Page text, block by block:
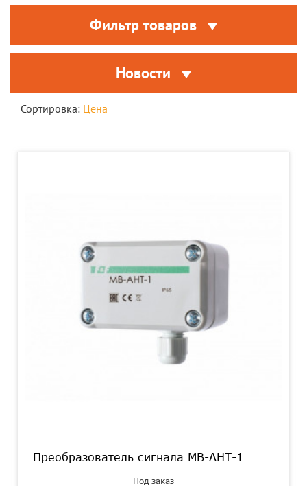
Фильтр товаров
Новости
Сортировка: Цена
Преобразователь сигнала MB-AHT-1
Под заказ